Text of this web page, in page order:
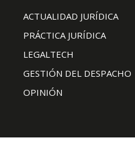
ACTUALIDAD JURÍDICA
PRÁCTICA JURÍDICA
LEGALTECH
GESTIÓN DEL DESPACHO
OPINIÓN